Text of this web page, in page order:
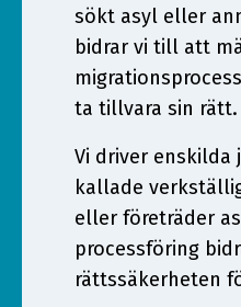
sökt asyl eller
bidrar vi till att
ta tillvara sin rätt.
Vi driver enskilda
kallade
eller företräder
processföring
rättssäkerheten